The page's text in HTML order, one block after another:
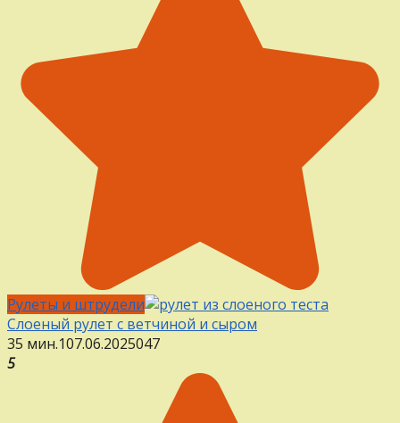
Рулеты и штрудели
Слоеный рулет с ветчиной и сыром
35 мин.107.06.2025047
5